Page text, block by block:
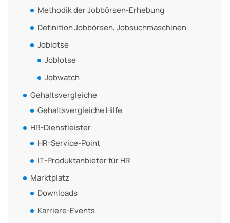
Methodik der Jobbörsen-Erhebung
Definition Jobbörsen, Jobsuchmaschinen
Joblotse
Joblotse
Jobwatch
Gehaltsvergleiche
Gehaltsvergleiche Hilfe
HR-Dienstleister
HR-Service-Point
IT-Produktanbieter für HR
Marktplatz
Downloads
Karriere-Events